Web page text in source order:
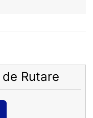
Rutare